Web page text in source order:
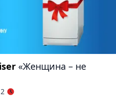
«Женщина – не